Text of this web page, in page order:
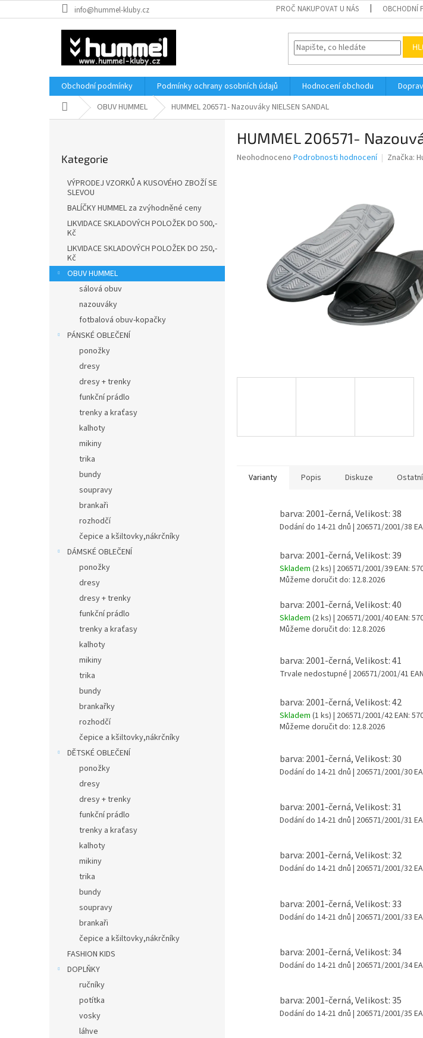
na
info@hummel-kluby.cz PROČ NAKUPOVAT U NÁS OBCHODNÍ
Obchodní podmínky Podmínky ochrany osobních údajů Hodnocení obchodu
Domů OBUV HUMMEL HUMMEL 206571- Nazouváky NIELSEN SANDAL
n
e
kategorie
Kategorie
VÝPRODEJ VZORKŮ A KUSOVÉHO ZBOŽÍ SE
SLEVOU
BALÍČKY HUMMEL za zvýhodněné ceny
LIKVIDACE SKLADOVÝCH POLOŽEK DO 500,-
Kč
LIKVIDACE SKLADOVÝCH POLOŽEK DO 250,-
Kč
OBUV HUMMEL
sálová obuv
nazouváky
fotbalová obuv-kopačky
PÁNSKÉ OBLEČENÍ
ponožky
dresy
dresy + trenky
funkční prádlo
trenky a kraťasy
kalhoty
mikiny
trika
bundy
soupravy
brankaři
rozhodčí
čepice a kšiltovky,nákrčníky
DÁMSKÉ OBLEČENÍ
ponožky
dresy
dresy + trenky
funkční prádlo
trenky a kraťasy
kalhoty
mikiny
trika
bundy
brankařky
rozhodčí
čepice a kšiltovky,nákrčníky
DĚTSKÉ OBLEČENÍ
ponožky
dresy
dresy + trenky
funkční prádlo
trenky a kraťasy
kalhoty
mikiny
trika
bundy
soupravy
brankaři
čepice a kšiltovky,nákrčníky
FASHION KIDS
DOPLŇKY
ručníky
potítka
vosky
láhve
HUMMEL 206571-
Průměrné
Neohodnoceno Podrobnosti hodnocení Značka:
Varianty Popis Diskuze
barva: 2001-černá, Velikost: 38
Dodání do 14-21 dnů | 206571/2001/38
barva: 2001-černá, Velikost: 39
Skladem (2 ks) | 206571/2001/39EAN:
Můžeme doručit do: 12.8.2026
barva: 2001-černá, Velikost: 40
Skladem (2 ks) | 206571/2001/40EAN:
Můžeme doručit do: 12.8.2026
barva: 2001-černá, Velikost: 41
Trvale nedostupné | 206571/2001/41
barva: 2001-černá, Velikost: 42
Skladem (1 ks) | 206571/2001/42EAN:
Můžeme doručit do: 12.8.2026
barva: 2001-černá, Velikost: 30
Dodání do 14-21 dnů | 206571/2001/30
barva: 2001-černá, Velikost: 31
Dodání do 14-21 dnů | 206571/2001/31
barva: 2001-černá, Velikost: 32
Dodání do 14-21 dnů | 206571/2001/32
barva: 2001-černá, Velikost: 33
Dodání do 14-21 dnů | 206571/2001/33
barva: 2001-černá, Velikost: 34
Dodání do 14-21 dnů | 206571/2001/34
barva: 2001-černá, Velikost: 35
Dodání do 14-21 dnů | 206571/2001/35